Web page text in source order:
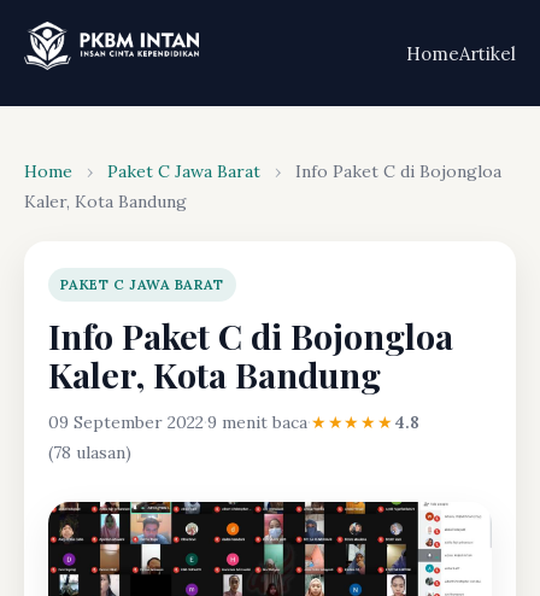
HomeArtikel
Home › Paket C Jawa Barat ›
Info Paket C di Bojongloa
Kaler, Kota Bandung
PAKET C JAWA BARAT
Info Paket C di Bojongloa
Kaler, Kota Bandung
09 September 2022·9 menit baca·★★★★★4.8
(78 ulasan)